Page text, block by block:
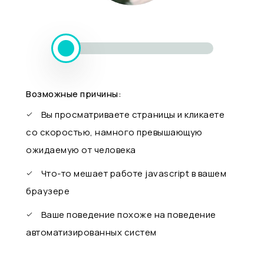
Возможные причины:
Вы просматриваете страницы и кликаете
со скоростью, намного превышающую
ожидаемую от человека
Что-то мешает работе javascript в вашем
браузере
Ваше поведение похоже на поведение
автоматизированных систем